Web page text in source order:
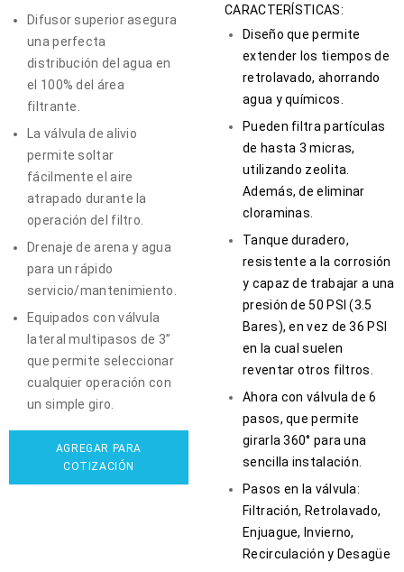
Difusor superior asegura
una perfecta
distribución del agua en
el 100% del área
filtrante.
La válvula de alivio
permite soltar
fácilmente el aire
atrapado durante la
operación del filtro.
Drenaje de arena y agua
para un rápido
servicio/mantenimiento.
Equipados con válvula
lateral multipasos de 3”
que permite seleccionar
cualquier operación con
un simple giro.
AGREGAR PARA
COTIZACIÓN
CARACTERÍSTICAS:
Diseño que permite
extender los tiempos de
retrolavado, ahorrando
agua y químicos.
Pueden filtra partículas
de hasta 3 micras,
utilizando zeolita.
Además, de eliminar
cloraminas.
Tanque duradero,
resistente a la corrosión
y capaz de trabajar a una
presión de 50 PSI (3.5
Bares), en vez de 36 PSI
en la cual suelen
reventar otros filtros.
Ahora con válvula de 6
pasos, que permite
girarla 360° para una
sencilla instalación.
Pasos en la válvula:
Filtración, Retrolavado,
Enjuague, Invierno,
Recirculación y Desagüe